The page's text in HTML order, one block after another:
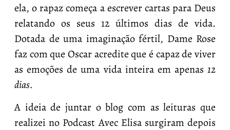
ela, o rapaz começa a escrever cartas para Deus
relatando os seus 12 últimos dias de vida.
Dotada de uma imaginação fértil, Dame Rose
faz com que Oscar acredite que é capaz de viver
as emoções de uma vida inteira em apenas 12
dias.
A ideia de juntar o blog com as leituras que
realizei no Podcast Avec Elisa surgiram depois